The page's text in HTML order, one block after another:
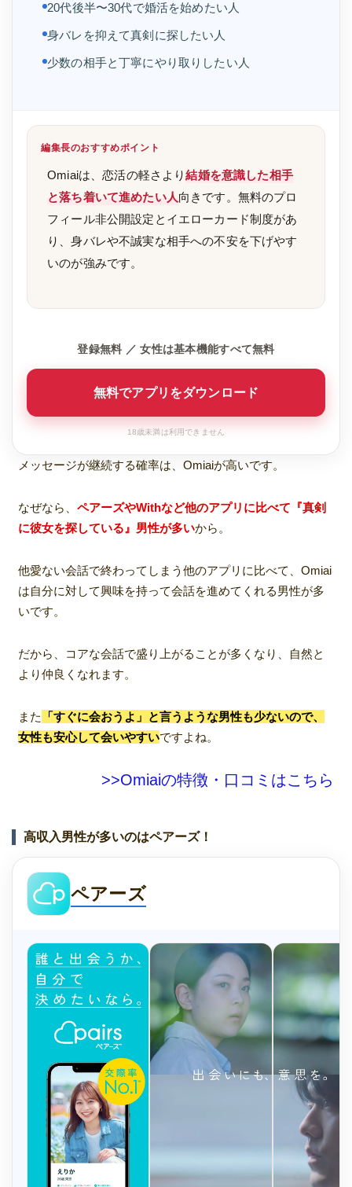
20代後半〜30代で婚活を始めたい人
身バレを抑えて真剣に探したい人
少数の相手と丁寧にやり取りしたい人
編集長のおすすめポイント
Omiaiは、恋活の軽さより結婚を意識した相手
と落ち着いて進めたい人向きです。無料のプロ
フィール非公開設定とイエローカード制度があ
り、身バレや不誠実な相手への不安を下げやす
いのが強みです。
登録無料 ／ 女性は基本機能すべて無料
無料でアプリをダウンロード
18歳未満は利用できません
メッセージが継続する確率は、Omiaiが高いです。
なぜなら、 ペアーズやWithなど他のアプリに比べて『真剣
に彼女を探している』男性が多いから。
他愛ない会話で終わってしまう他のアプリに比べて、Omiai
は自分に対して興味を持って会話を進めてくれる男性が多
いです。
だから、コアな会話で盛り上がることが多くなり、自然と
より仲良くなれます。
また
「すぐに会おうよ」と言うような男性も少ないので、
女性も安心して会いやすいですよね。
>>Omiaiの特徴・口コミはこちら
高収入男性が多いのはペアーズ！
ペアーズ